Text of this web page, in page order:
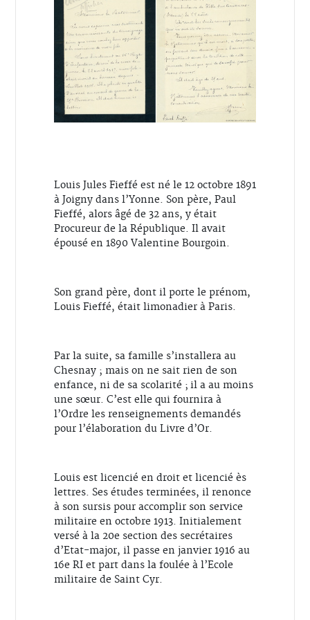
Louis Jules Fieffé est né le 12 octobre 1891
à Joigny dans l’Yonne. Son père, Paul
Fieffé, alors âgé de 32 ans, y était
Procureur de la République. Il avait
épousé en 1890 Valentine Bourgoin.
Son grand père, dont il porte le prénom,
Louis Fieffé, était limonadier à Paris.
Par la suite, sa famille s’installera au
Chesnay ; mais on ne sait rien de son
enfance, ni de sa scolarité ; il a au moins
une sœur. C’est elle qui fournira à
l’Ordre les renseignements demandés
pour l’élaboration du Livre d’Or.
Louis est licencié en droit et licencié ès
lettres. Ses études terminées, il renonce
à son sursis pour accomplir son service
militaire en octobre 1913. Initialement
versé à la 20e section des secrétaires
d’Etat-major, il passe en janvier 1916 au
16e RI et part dans la foulée à l’Ecole
militaire de Saint Cyr.